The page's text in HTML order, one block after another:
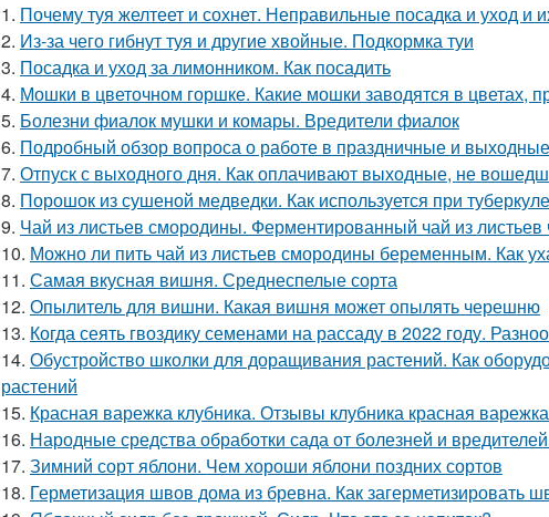
1. Почему туя желтеет и сохнет. Неправильные посадка и уход и
2. Из-за чего гибнут туя и другие хвойные. Подкормка туи
3. Посадка и уход за лимонником. Как посадить
4. Мошки в цветочном горшке. Какие мошки заводятся в цветах,
5. Болезни фиалок мушки и комары. Вредители фиалок
6. Подробный обзор вопроса о работе в праздничные и
7. Отпуск с выходного дня. Как оплачивают выходные, не
8. Порошок из сушеной медведки. Как используется при
9. Чай из листьев смородины. Ферментированный чай из
10. Можно ли пить чай из листьев смородины беременным. Как
11. Самая вкусная вишня. Среднеспелые сорта
12. Опылитель для вишни. Какая вишня может опылять черешню
13. Когда сеять гвоздику семенами на рассаду в 2022 году.
14. Обустройство школки для доращивания растений. Как
растений
15. Красная варежка клубника. Отзывы клубника красная
16. Народные средства обработки сада от болезней и
17. Зимний сорт яблони. Чем хороши яблони поздних сортов
18. Герметизация швов дома из бревна. Как загерметизировать